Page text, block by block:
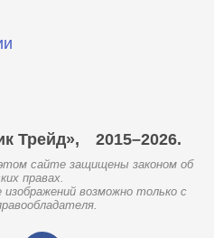
Трейд», 2015–2026.
сайте защищены законом об
правах.
изображений возможно только с